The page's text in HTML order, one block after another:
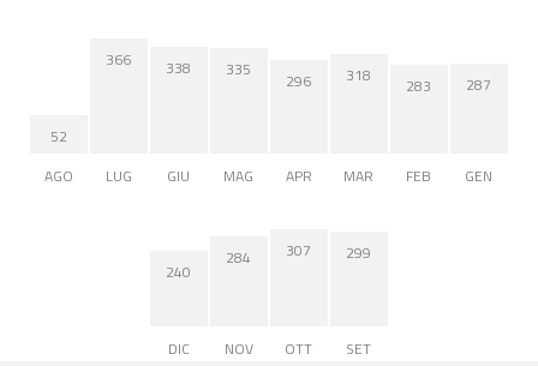
52
AGO
366
LUG
338
GIU
335
MAG
296
APR
318
MAR
283
FEB
287
GEN
240
DIC
284
NOV
307
OTT
299
SET